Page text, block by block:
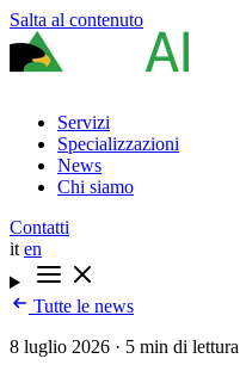
Salta al contenuto
Servizi
Specializzazioni
News
Chi siamo
Contatti
it en
Tutte le news
8 luglio 2026 · 5 min di lettura